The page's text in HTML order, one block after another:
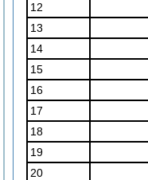
12
13
14
15
16
17
18
19
20